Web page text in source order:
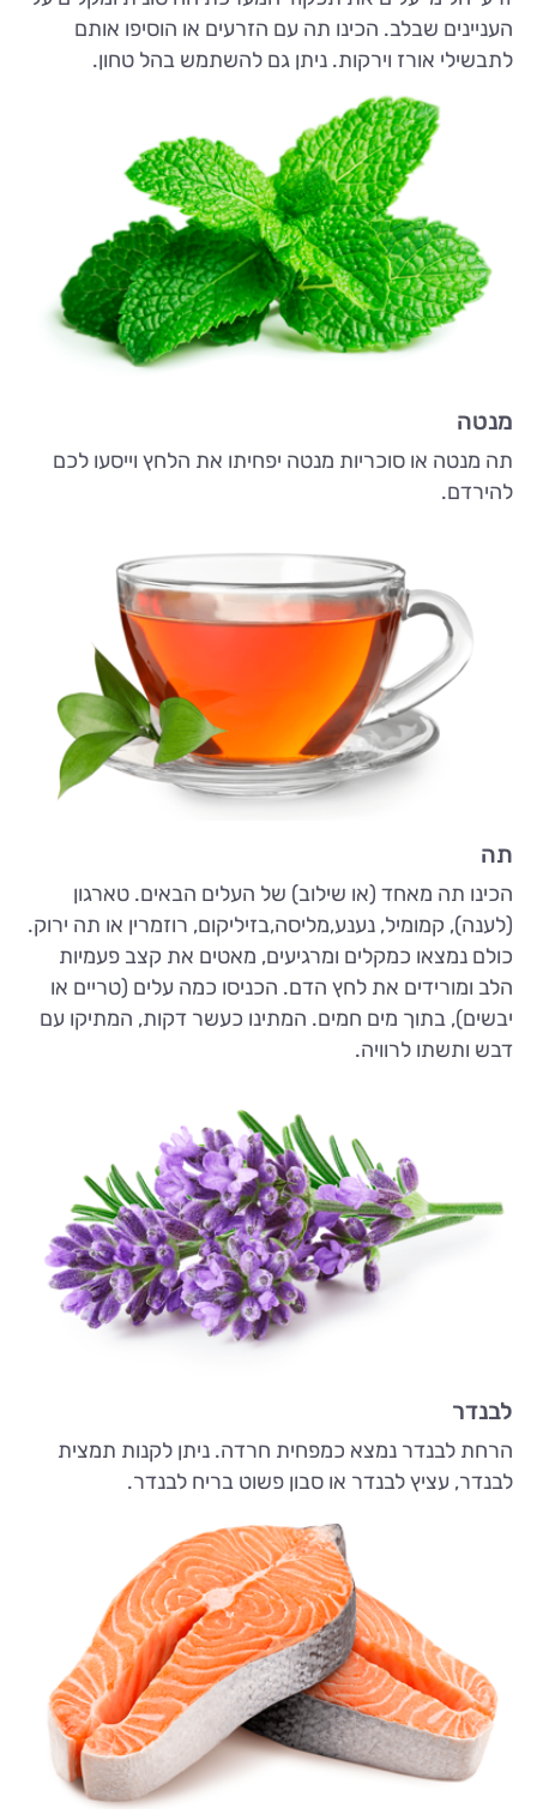
העניינים שבלב. הכינו תה עם הזרעים או הוסיפו אותם
לתבשילי אורז וירקות. ניתן גם להשתמש בהל טחון.
מנטה
תה מנטה או סוכריות מנטה יפחיתו את הלחץ וייסעו לכם
להירדם.
תה
הכינו תה מאחד (או שילוב) של העלים הבאים. טארגון
(לענה), קמומיל, נענע,מליסה,בזיליקום, רוזמרין או תה ירוק.
כולם נמצאו כמקלים ומרגיעים, מאטים את קצב פעמיות
הלב ומורידים את לחץ הדם. הכניסו כמה עלים (טריים או
יבשים), בתוך מים חמים. המתינו כעשר דקות, המתיקו עם
דבש ותשתו לרוויה.
לבנדר
הרחת לבנדר נמצא כמפחית חרדה. ניתן לקנות תמצית
לבנדר, עציץ לבנדר או סבון פשוט בריח לבנדר.